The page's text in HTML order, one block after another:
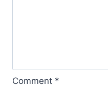
Comment *